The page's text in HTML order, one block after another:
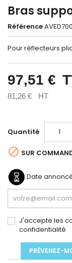
Bras
Référence
Pour réflecteurs
97,51 €
81,26 € HT
Quantité
 SUR
Date
J'accepte les
confidentialité
PRÉVENEZ-